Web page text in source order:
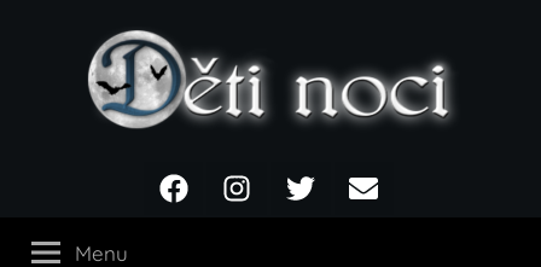
noci
FacebookInstagramTwitter Email
Menu